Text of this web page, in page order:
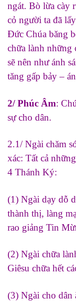
ngát. Bò lừa cày
cỏ người ta đã
Đức Chúa băng
chữa lành những
sẽ nên như ánh
tăng gấp bảy –
2/ Phúc Âm:
sự cho dân.
2.1/ Ngài chăm
xác: Tất cả
4 Thánh Ký:
(1) Ngài dạy dỗ
thành thị, làng
rao giảng Tin
(2) Ngài chữa
Giêsu chữa hết
(3) Ngài cho dân